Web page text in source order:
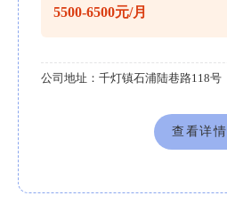
5500-6500元/月
公司地址： 千灯镇石浦陆巷路118号
查看详情